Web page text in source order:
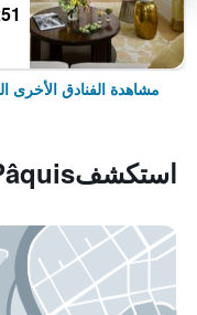
مشاهدة الفنادق الأخرى
استكشفPâquis, جنيف